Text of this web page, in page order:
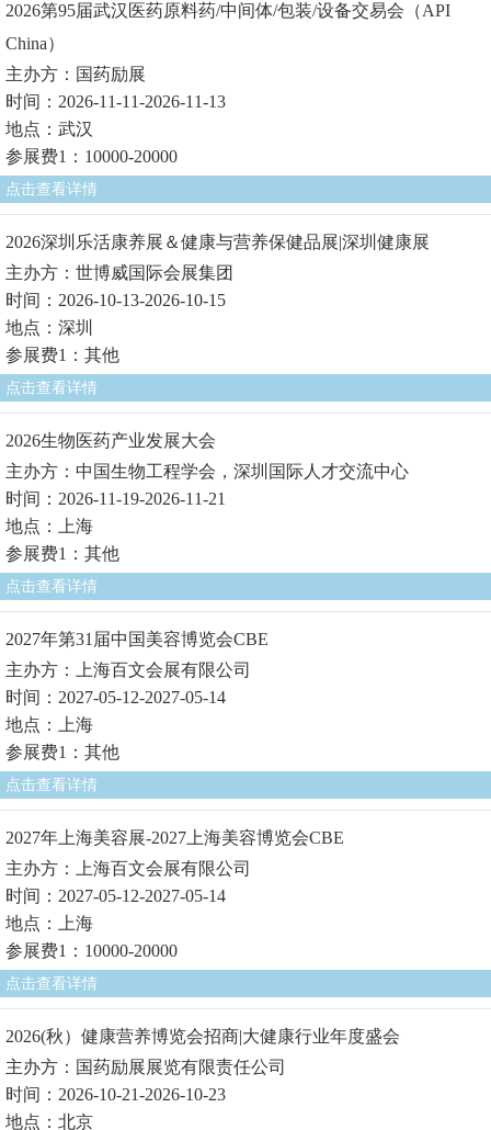
2026第95届武汉医药原料药/中间体/包装/设备交易会（API
China）
主办方：国药励展
时间：2026-11-11-2026-11-13
地点：武汉
参展费1：10000-20000
点击查看详情
2026深圳乐活康养展＆健康与营养保健品展|深圳健康展
主办方：世博威国际会展集团
时间：2026-10-13-2026-10-15
地点：深圳
参展费1：其他
点击查看详情
2026生物医药产业发展大会
主办方：中国生物工程学会，深圳国际人才交流中心
时间：2026-11-19-2026-11-21
地点：上海
参展费1：其他
点击查看详情
2027年第31届中国美容博览会CBE
主办方：上海百文会展有限公司
时间：2027-05-12-2027-05-14
地点：上海
参展费1：其他
点击查看详情
2027年上海美容展-2027上海美容博览会CBE
主办方：上海百文会展有限公司
时间：2027-05-12-2027-05-14
地点：上海
参展费1：10000-20000
点击查看详情
2026(秋）健康营养博览会招商|大健康行业年度盛会
主办方：国药励展展览有限责任公司
时间：2026-10-21-2026-10-23
地点：北京